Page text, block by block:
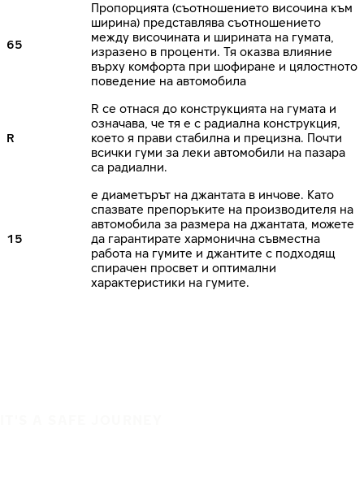
65
Пропорцията (съотношението височина към
ширина) представлява съотношението
между височината и ширината на гумата,
изразено в проценти. Тя оказва влияние
върху комфорта при шофиране и цялостното
поведение на автомобила
R
R се отнася до конструкцията на гумата и
означава, че тя е с радиална конструкция,
което я прави стабилна и прецизна. Почти
всички гуми за леки автомобили на пазара
са радиални.
15
е диаметърът на джантата в инчове. Като
спазвате препоръките на производителя на
автомобила за размера на джантата, можете
да гарантирате хармонична съвместна
работа на гумите и джантите с подходящ
спирачен просвет и оптимални
характеристики на гумите.